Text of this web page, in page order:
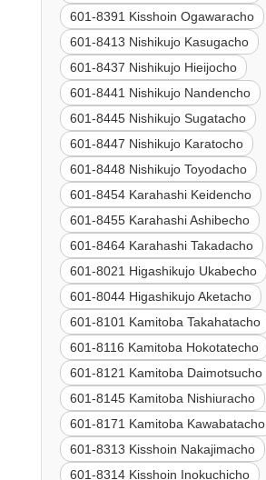
601-8391 Kisshoin Ogawaracho
601-8413 Nishikujo Kasugacho
601-8437 Nishikujo Hieijocho
601-8441 Nishikujo Nandencho
601-8445 Nishikujo Sugatacho
601-8447 Nishikujo Karatocho
601-8448 Nishikujo Toyodacho
601-8454 Karahashi Keidencho
601-8455 Karahashi Ashibecho
601-8464 Karahashi Takadacho
601-8021 Higashikujo Ukabecho
601-8044 Higashikujo Aketacho
601-8101 Kamitoba Takahatacho
601-8116 Kamitoba Hokotatecho
601-8121 Kamitoba Daimotsucho
601-8145 Kamitoba Nishiuracho
601-8171 Kamitoba Kawabatacho
601-8313 Kisshoin Nakajimacho
601-8314 Kisshoin Inokuchicho